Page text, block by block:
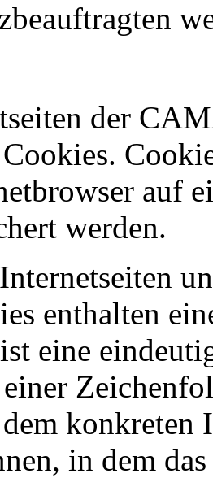
der
auf
werden.
enthalten
eine
einer
konkreten
in dem